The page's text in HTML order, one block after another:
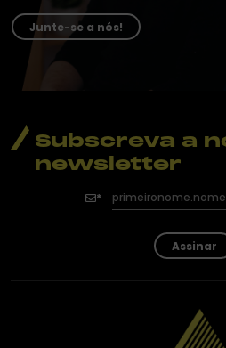
Junte-se a nós!
Subscreva a
newsletter
Assinar